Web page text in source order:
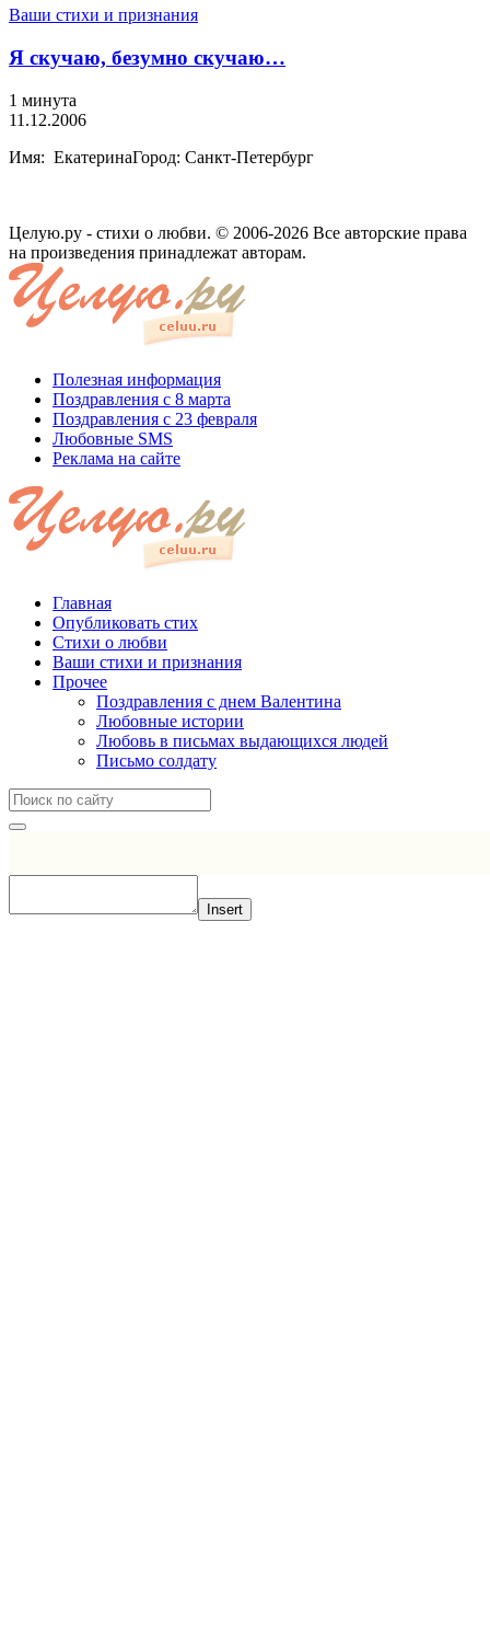
Ваши стихи и признания
Я скучаю, безумно скучаю…
1 минута
11.12.2006
Имя: ЕкатеринаГород: Санкт-Петербург
Целую.ру - стихи о любви. © 2006-2026 Все авторские права
на произведения принадлежат авторам.
Полезная информация
Поздравления с 8 марта
Поздравления с 23 февраля
Любовные SMS
Реклама на сайте
Главная
Опубликовать стих
Стихи о любви
Ваши стихи и признания
Прочее
Поздравления с днем Валентина
Любовные истории
Любовь в письмах выдающихся людей
Письмо солдату
Insert